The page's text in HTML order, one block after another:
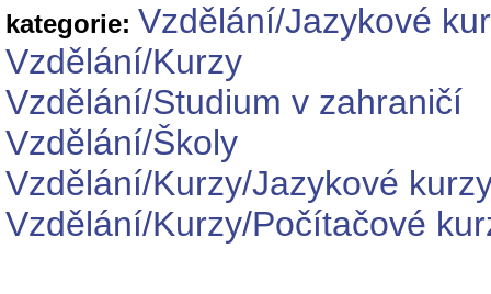
kategorie: Vzdělání/Jazykové
Vzdělání/Kurzy
Vzdělání/Studium v zahraničí
Vzdělání/Školy
Vzdělání/Kurzy/Jazykové
Vzdělání/Kurzy/Počítačové